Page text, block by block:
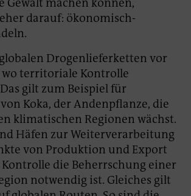
darauf: ökonomisch-
Drogenlieferketten vor
territoriale Kontrolle
gilt zum Beispiel für
Koka, der Andenpflanze, die
klimatischen Regionen wächst.
Häfen zur Weiterverarbeitung
von Produktion und Export
die Beherrschung einer
notwendig ist. Gleiches gilt